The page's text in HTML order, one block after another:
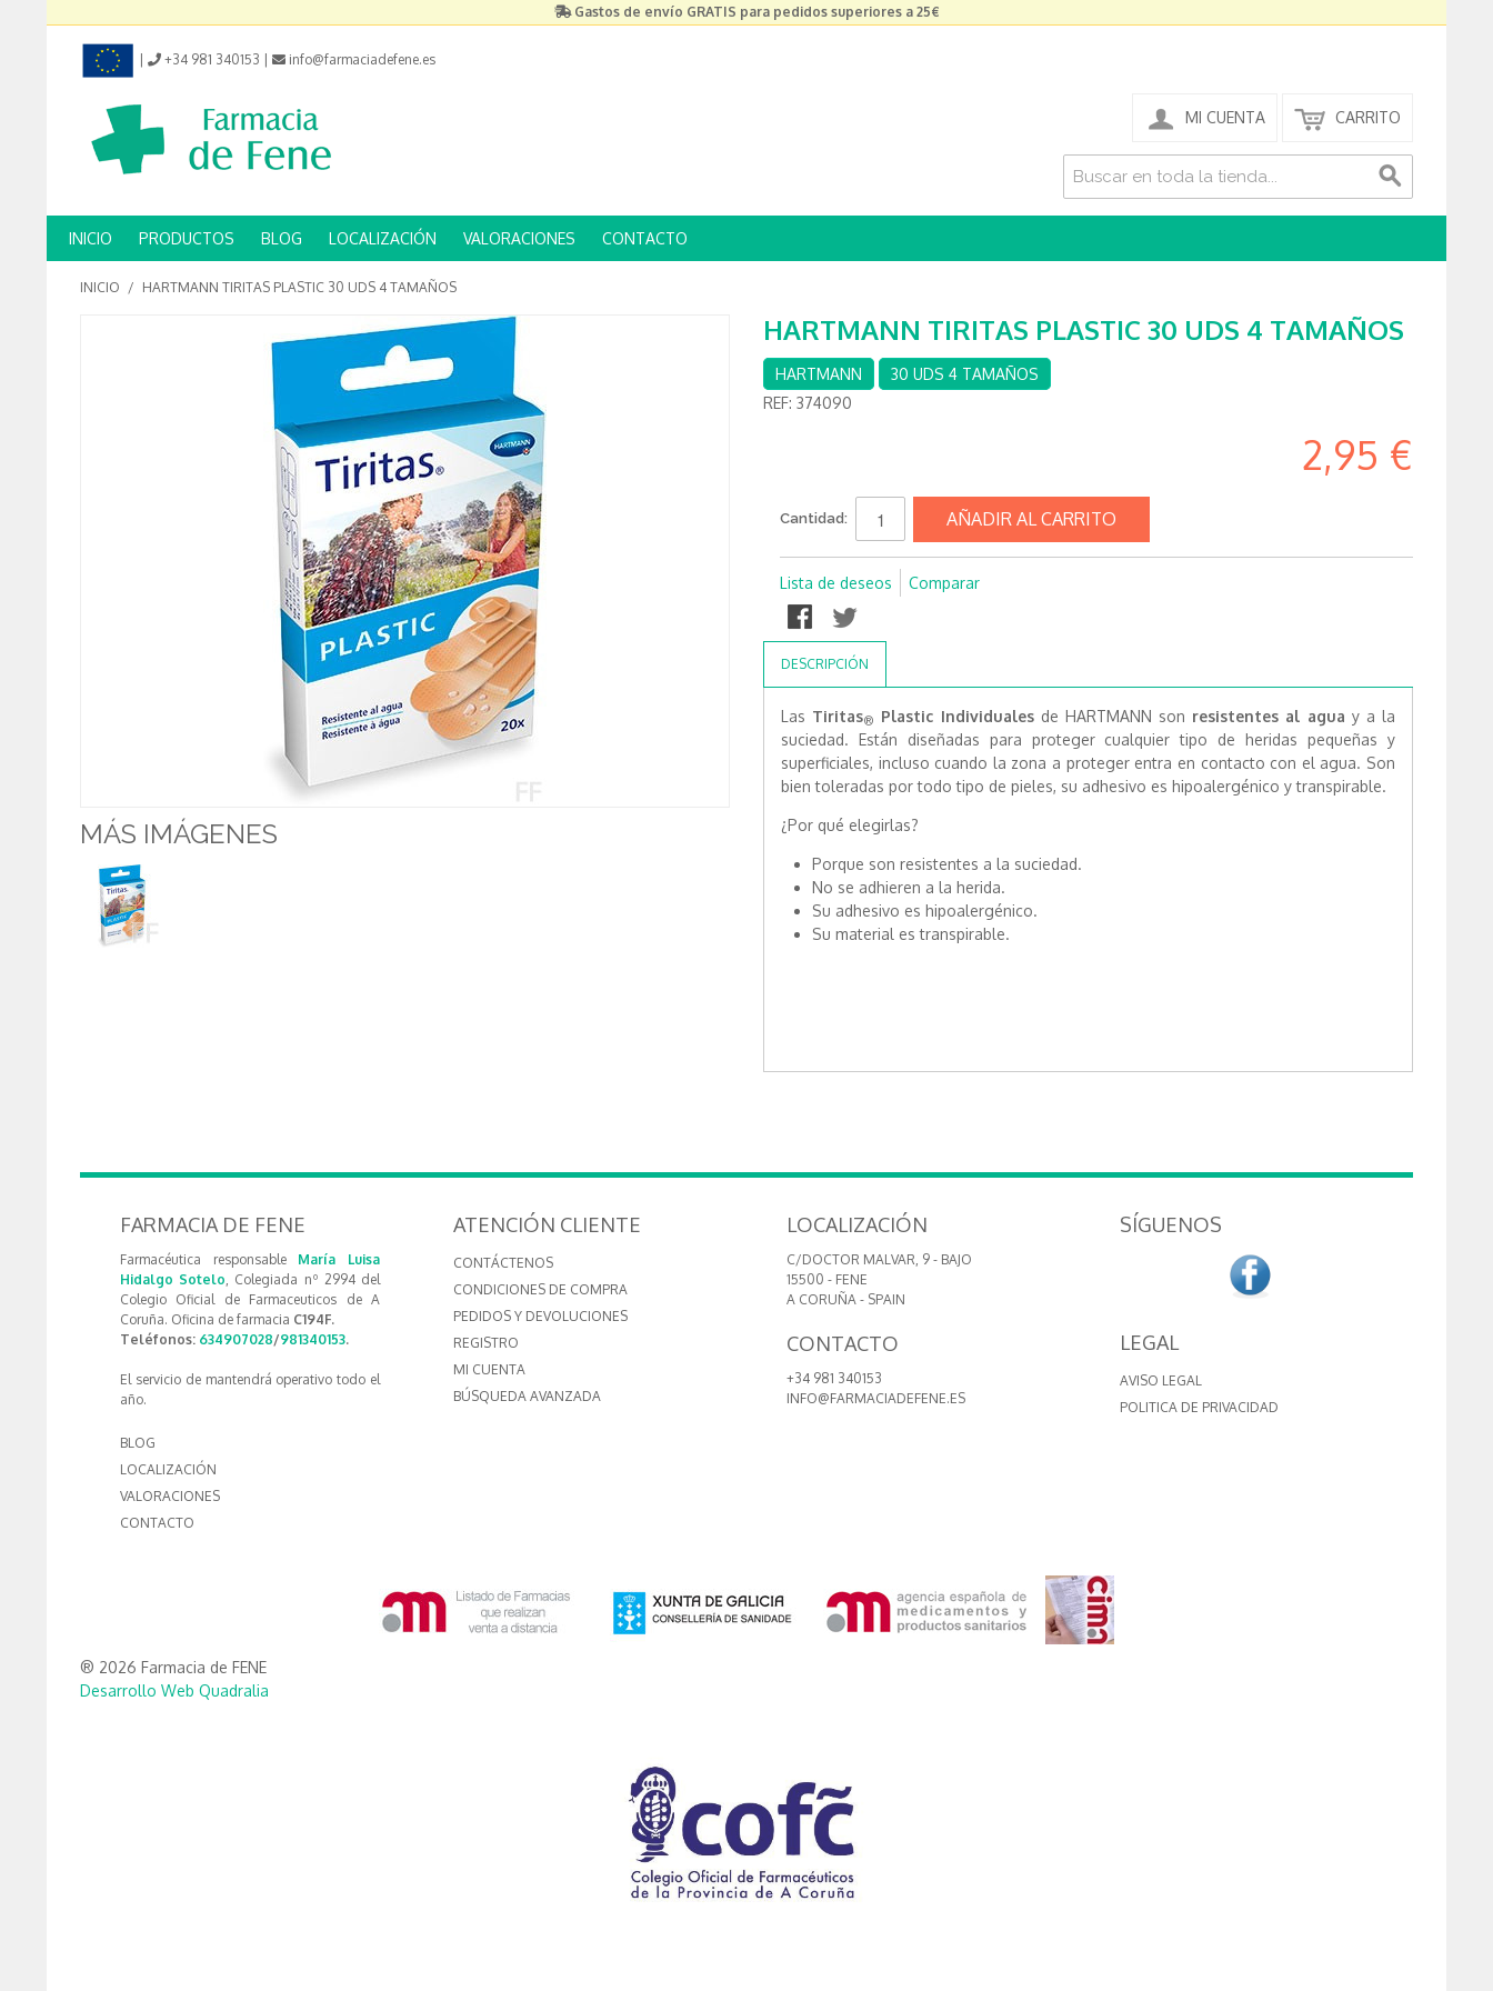
Gastos de envío GRATIS para pedidos superiores a 25€
+34 981 340153 info@farmaciadefene.es
MI CUENTA CARRITO
INICIO PRODUCTOS BLOG LOCALIZACIÓN VALORACIONES CONTACTO
INICIO / HARTMANN TIRITAS PLASTIC 30 UDS 4 TAMAÑOS
MÁS IMÁGENES
HARTMANN TIRITAS PLASTIC 30 UDS 4 TAMAÑOS
HARTMANN
30 UDS 4 TAMAÑOS
REF: 374090
2,95 €
Cantidad: AÑADIR AL CARRITO
Lista de deseos Comparar
DESCRIPCIÓN
Las Tiritas® Plastic Individuales de HARTMANN son resistentes al agua y a la
suciedad. Están diseñadas para proteger cualquier tipo de heridas pequeñas y
superficiales, incluso cuando la zona a proteger entra en contacto con el agua. Son
bien toleradas por todo tipo de pieles, su adhesivo es hipoalergénico y transpirable.
¿Por qué elegirlas?
Porque son resistentes a la suciedad.
No se adhieren a la herida.
Su adhesivo es hipoalergénico.
Su material es transpirable.
FARMACIA DE FENE
Farmacéutica responsable María Luisa
Hidalgo Sotelo, Colegiada nº 2994 del
Colegio Oficial de Farmaceuticos de A
Coruña. Oficina de farmacia C194F.
Teléfonos: 634907028/981340153.
El servicio de mantendrá operativo todo el
año.
BLOG
LOCALIZACIÓN
VALORACIONES
CONTACTO
ATENCIÓN CLIENTE
CONTÁCTENOS
CONDICIONES DE COMPRA
PEDIDOS Y DEVOLUCIONES
REGISTRO
MI CUENTA
BÚSQUEDA AVANZADA
LOCALIZACIÓN
C/DOCTOR MALVAR, 9 - BAJO
15500 - FENE
A CORUÑA - SPAIN
CONTACTO
+34 981 340153
INFO@FARMACIADEFENE.ES
SÍGUENOS
LEGAL
AVISO LEGAL
POLITICA DE PRIVACIDAD
® 2026 Farmacia de FENE
Desarrollo Web Quadralia